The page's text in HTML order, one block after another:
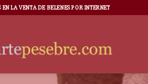
LA VENTA DE BELENES POR INTERNET